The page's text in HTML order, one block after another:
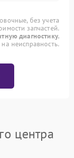
без учета
запчастей.
диагностику.
неисправность.
центра